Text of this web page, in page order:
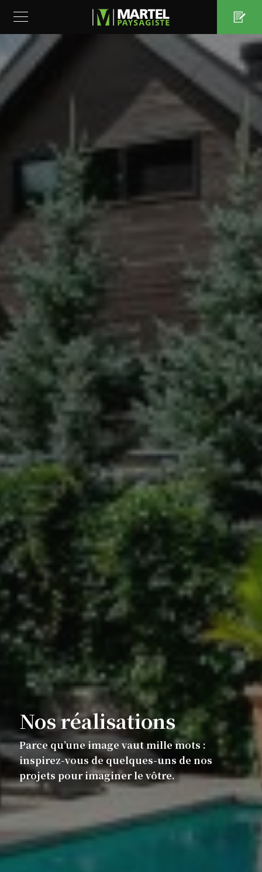
Nos réalisations
Parce qu’une image vaut mille mots :
inspirez-vous de quelques-uns de nos
projets pour imaginer le vôtre.